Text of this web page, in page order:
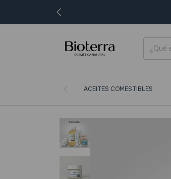
ACEITES COMESTIBLES